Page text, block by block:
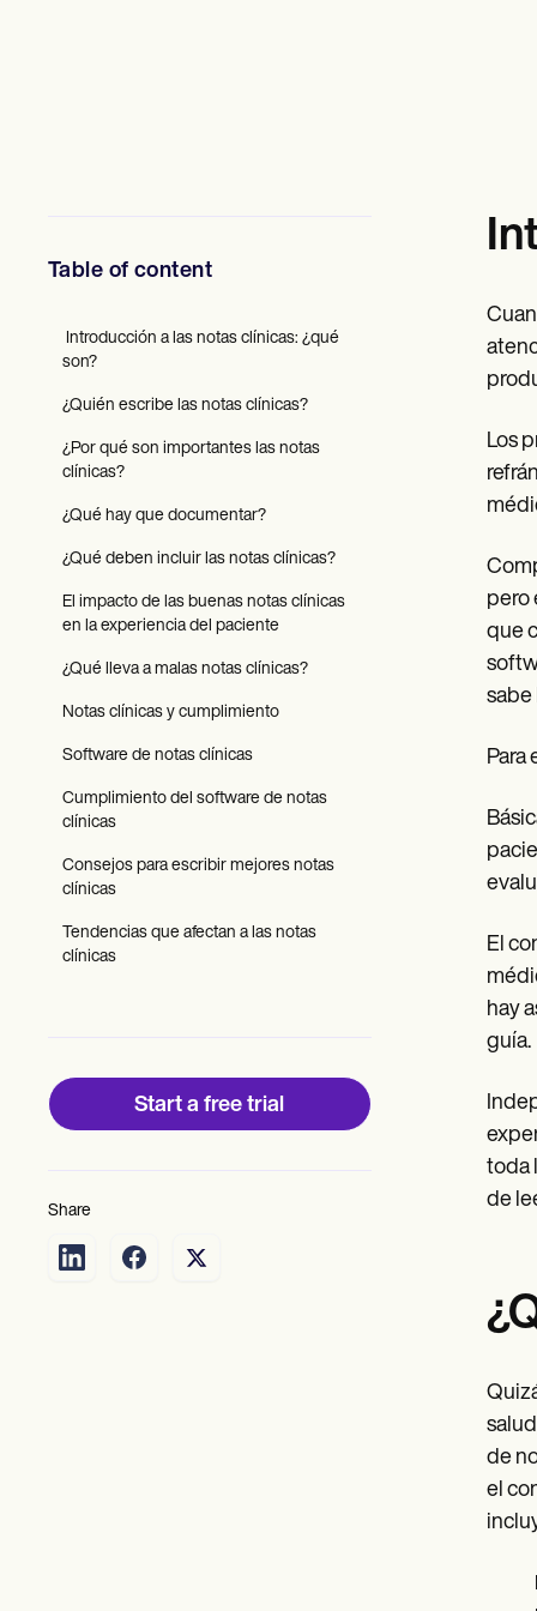
Comparación
Códigos ICD
Procedure Codes
Superbill Template
Notas SOAP
Treatment Plan Template
Informed Consent Form
DAR Note Template
Help Center
Training Hub
Webinars
Switch to Carepatron
Become a Partner
Table of content
‍ Introducción a las notas clínicas: ¿qué
son?
¿Quién escribe las notas clínicas?
¿Por qué son importantes las notas
clínicas?
¿Qué hay que documentar?
¿Qué deben incluir las notas clínicas?
El impacto de las buenas notas clínicas
en la experiencia del paciente
¿Qué lleva a malas notas clínicas?
Notas clínicas y cumplimiento
Software de notas clínicas
Cumplimiento del software de notas
clínicas
Consejos para escribir mejores notas
clínicas
Tendencias que afectan a las notas
clínicas
Start a free trial
Share
Los
pero
que
sabe
Para
El
hay
guía.
toda
de
de
el